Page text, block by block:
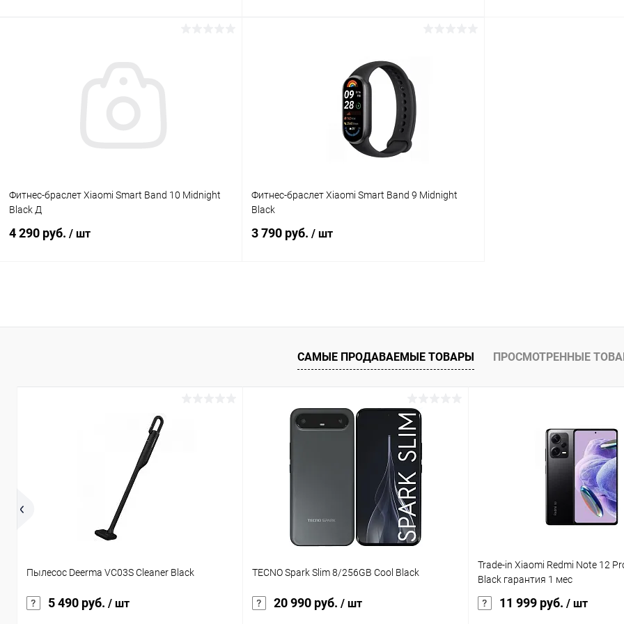
К сравнению
В наличии
Фитнес-браслет Xiaomi Smart Band 10 Midnight
Black Д
4 290 руб. / шт
К сравнению
Фитнес-браслет Xiaomi Smart Band 9 Midnight
Black
3 790 руб. / шт
К сравнению
В избранное В наличии
САМЫЕ ПРОДАВАЕМЫЕ ТОВАРЫ ПРОСМОТРЕННЫЕ
Пылесос Deerma VC03S Cleaner Black
5 490 руб. / шт
TECNO Spark Slim 8/256GB Cool Black
20 990 руб. / шт
Trade-in Xiaomi Redmi Note 12
Black гарантия 1 мес
11 999 руб. / шт